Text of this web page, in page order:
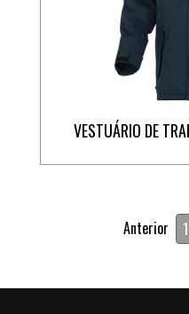
VESTUÁRIO DE
Anterior 1